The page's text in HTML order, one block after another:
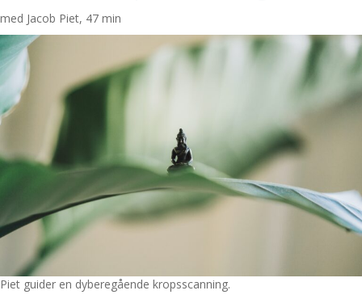
med Jacob Piet, 47 min
Piet guider en dyberegående kropsscanning.